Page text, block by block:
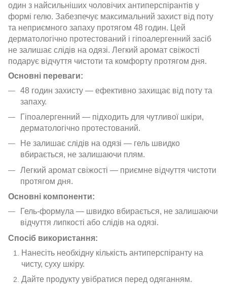
один з найсильніших чоловічих антиперспірантів у
формі гелю. Забезпечує максимальний захист від поту
та неприємного запаху протягом 48 годин. Цей
дерматологічно протестований і гіпоалергенний засіб
не залишає слідів на одязі. Легкий аромат свіжості
подарує відчуття чистоти та комфорту протягом дня.
Основні переваги:
48 годин захисту — ефективно захищає від поту та
запаху.
Гіпоалергенний — підходить для чутливої шкіри,
дерматологічно протестований.
Не залишає слідів на одязі — гель швидко
вбирається, не залишаючи плям.
Легкий аромат свіжості — приємне відчуття чистоти
протягом дня.
Основні компоненти:
Гель-формула — швидко вбирається, не залишаючи
відчуття липкості або слідів на одязі.
Спосіб використання:
Нанесіть необхідну кількість антиперспіранту на
чисту, суху шкіру.
Дайте продукту увібратися перед одяганням.